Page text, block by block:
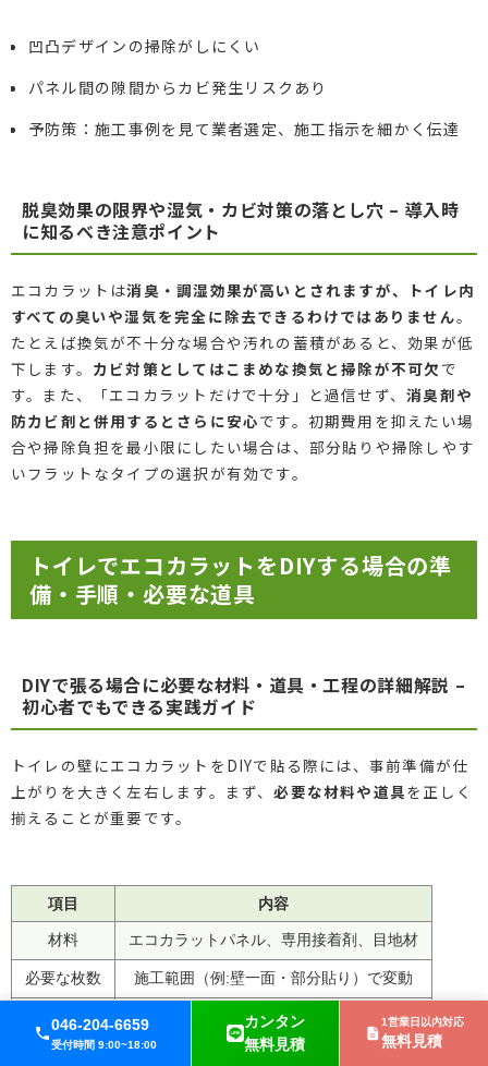
046-204-6659
受付時間 9:00~18:00
カンタン
無料見積
1営業日以内対応
無料見積
凹凸デザインの掃除がしにくい
パネル間の隙間からカビ発生リスクあり
予防策：施工事例を見て業者選定、施工指示を細かく伝達
脱臭効果の限界や湿気・カビ対策の落とし穴 – 導入時
に知るべき注意ポイント
エコカラットは消臭・調湿効果が高いとされますが、トイレ内
すべての臭いや湿気を完全に除去できるわけではありません。
たとえば換気が不十分な場合や汚れの蓄積があると、効果が低
下します。 カビ対策としてはこまめな換気と掃除が不可欠 で
す。また、「エコカラットだけで十分」と過信せず、消臭剤や
防カビ剤と併用するとさらに安心です。初期費用を抑えたい場
合や掃除負担を最小限にしたい場合は、部分貼りや掃除しやす
いフラットなタイプの選択が有効です。
トイレでエコカラットをDIYする場合の準
備・手順・必要な道具
DIYで張る場合に必要な材料・道具・工程の詳細解説 –
初心者でもできる実践ガイド
トイレの壁にエコカラットをDIYで貼る際には、事前準備が仕
上がりを大きく左右します。まず、必要な材料や道具を正しく
揃えることが重要です。
項目 内容
材料 エコカラットパネル、専用接着剤、目地材
必要な枚数 施工範囲（例:壁一面・部分貼り）で変動
道具 カッターナイフ、定規、水平器、ヘラ、手袋
その他消耗品 養生テープ、雑巾、マスキングテープ